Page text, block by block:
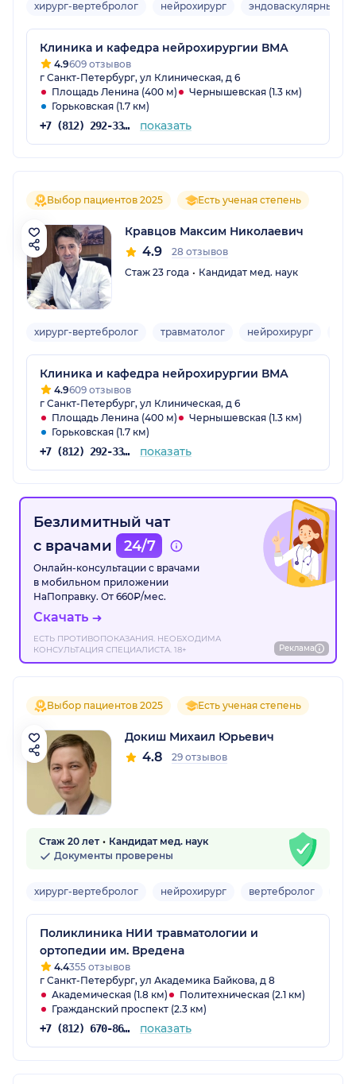
хирург-вертебролог нейрохирург эндоваскулярный
Клиника и кафедра нейрохирургии ВМА
4.9609 отзывов
г Санкт-Петербург, ул Клиническая, д 6
Площадь Ленина (400 м)
Чернышевская (1.3 км)
Горьковская (1.7 км)
+7 (812) 292-33-45 показать
Выбор пациентов 2025 Есть ученая степень
Кравцов Максим Николаевич
4.9
28 отзывов
Стаж 23 года
Кандидат мед. наук
хирург-вертебролог травматолог нейрохирург
Клиника и кафедра нейрохирургии ВМА
4.9609 отзывов
г Санкт-Петербург, ул Клиническая, д 6
Площадь Ленина (400 м)
Чернышевская (1.3 км)
Горьковская (1.7 км)
+7 (812) 292-33-45 показать
Безлимитный чат
с врачами
24/7
Онлайн-консультации с врачами
в мобильном приложении
НаПоправку. От 660₽/мес.
Скачать
ЕСТЬ ПРОТИВОПОКАЗАНИЯ. НЕОБХОДИМА
КОНСУЛЬТАЦИЯ СПЕЦИАЛИСТА. 18+
Реклама
Выбор пациентов 2025 Есть ученая степень
Докиш Михаил Юрьевич
4.8 29 отзывов
Стаж 20 лет
Кандидат мед. наук
Документы проверены
хирург-вертебролог нейрохирург вертебролог
Поликлиника НИИ травматологии и
ортопедии им. Вредена
4.4355 отзывов
г Санкт-Петербург, ул Академика Байкова, д 8
Академическая (1.8 км)
Политехническая (2.1 км)
Гражданский проспект (2.3 км)
+7 (812) 670-86-70 показать